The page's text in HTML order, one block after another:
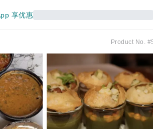
享优惠
Product No.